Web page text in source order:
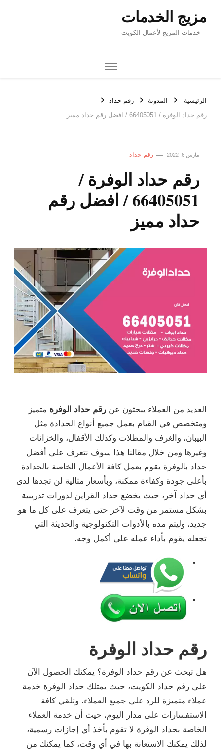
مزيج الخدمات
خدمات المزيج لأعمال الكويت
الرئيسية المدونة
رقم حداد
رقم حداد الوفرة / 66405051 / افضل رقم حداد مميز
مارس 6, 2022 رقم حداد
رقم حداد الوفرة /
66405051 / افضل رقم
حداد مميز
العديد من العملاء يبحثون عن رقم حداد الوفرة متميز
ومتخصص في القيام بعمل جميع أنواع الحدادة مثل
البيبان، والغرف والمظلات وكذلك الأقفال، والخزانات
وغيرها ومن خلال مقالنا هذا سوف نتعرف على أفضل
حداد بالوفرة يقوم بعمل كافة الأعمال الخاصة بالحدادة
بأعلى جودة وكفاءة ممكنة، وبأسعار مثالية لن تجدها لدى
أي حداد آخر، حيث يخضع حداد القراين لدورات تدريبية
بشكل مستمر من وقت لآخر حتى يتعرف على كل ما هو
جديد، وليتم مده بالأدوات التكنولوجية والحديثة التي
تجعله يقوم بأداء عمله على أكمل وجه.
رقم حداد الوفرة
هل تبحث عن رقم حداد الوفرة؟ يمكنك الحصول الآن
على رقم حداد الكويت، حيث يمتلك حداد الوفرة خدمة
عملاء متميزة للرد على جميع العملاء، وتلقي كافة
الاستفسارات على مدار اليوم، حيث أن خدمة العملاء
الخاصة بحداد الوفرة لا تقوم بأخذ أي إجازات رسمية،
لذلك يمكنك الاستعانة بها في أي وقت، كما يمكنك من